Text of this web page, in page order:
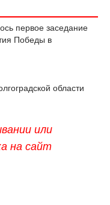
первое заседание
Победы в
области
или
на сайт